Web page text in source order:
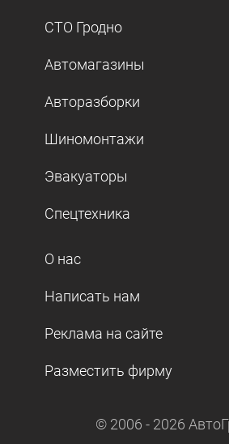
СТО Гродно
Автомагазины
Авторазборки
Шиномонтажи
Эвакуаторы
Спецтехника
О нас
Написать нам
Реклама на сайте
Разместить фирму
© 2006 - 2026